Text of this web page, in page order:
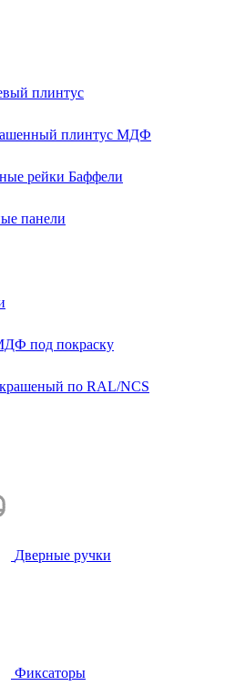
плинтус
плинтус МДФ
рейки Баффели
панели
под покраску
по RAL/NCS
Дверные ручки
Фиксаторы